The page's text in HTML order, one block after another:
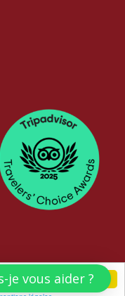
j'accepte
ELISABETH ROGER
je vous aider ?